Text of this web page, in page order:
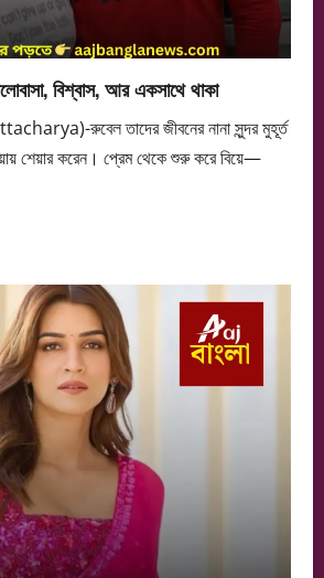
বিশ্বাস, আর একসাথে থাকা
রুবেল তাদের জীবনের নানা সুন্দর মুহূর্ত
শেয়ার করেন। প্রেম থেকে শুরু করে বিয়ে—